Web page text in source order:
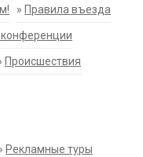
» Правила въезда
конференции
Происшествия
Рекламные туры